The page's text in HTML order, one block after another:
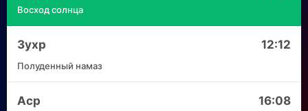
Восход солнца
Зухр 12:12
Полуденный намаз
Аср 16:08